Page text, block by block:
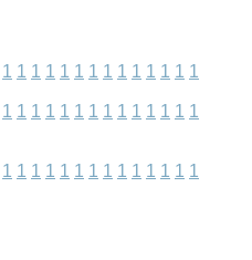
1 1 1 1 1 1 1 1 1 1 1 1 1 1
1 1 1 1 1 1 1 1 1 1 1 1 1 1
1 1 1 1 1 1 1 1 1 1 1 1 1 1